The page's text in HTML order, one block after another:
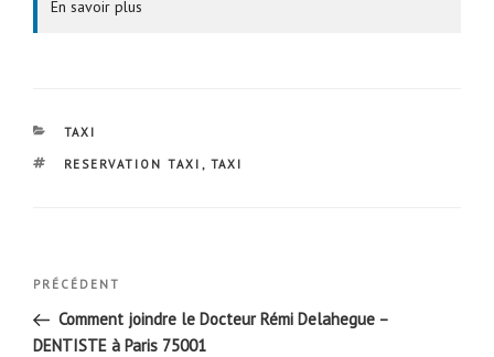
En savoir plus
CATÉGORIES
TAXI
ÉTIQUETTES
RESERVATION TAXI , TAXI
Navigation
l’article
Article
précédent
PRÉCÉDENT
Comment joindre le Docteur Rémi Delahegue –
DENTISTE à Paris 75001